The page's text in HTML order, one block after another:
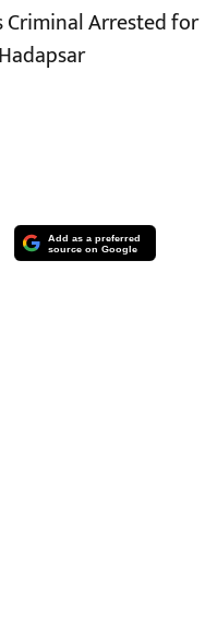
Arrested for
Add as a preferred
source on Google